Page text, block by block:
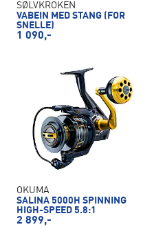
SØLVKROKEN
VABEIN MED STANG (FOR
SNELLE)
1 090,-
OKUMA
SALINA 5000H SPINNING
HIGH-SPEED 5.8:1
2 899,-